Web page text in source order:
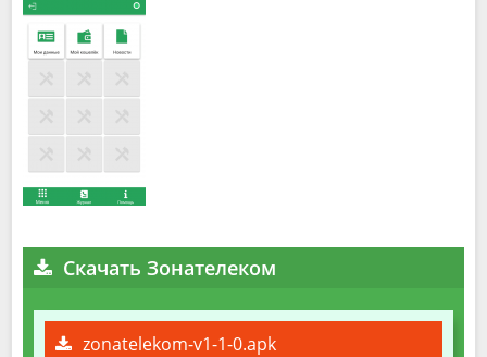
Скачать Зонателеком
zonatelekom-v1-1-0.apk